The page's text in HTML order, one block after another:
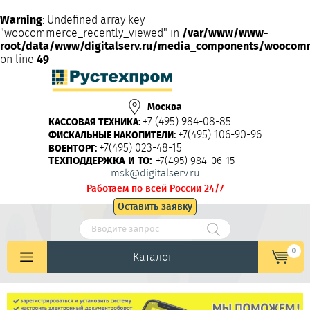
Warning: Undefined array key
"woocommerce_recently_viewed" in /var/www/www-
root/data/www/digitalserv.ru/media_components/
on line 49
Москва
КАССОВАЯ ТЕХНИКА: +7 (495) 984-08-85
ФИСКАЛЬНЫЕ НАКОПИТЕЛИ: +7(495) 106-90-96
ВОЕНТОРГ: +7(495) 023-48-15
ТЕХПОДДЕРЖКА И ТО: +7(495) 984-06-15
msk@digitalserv.ru
Работаем по всей России 24/7
Оставить заявку
Каталог 0